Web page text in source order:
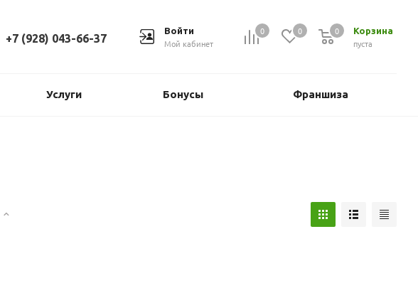
0 0 Корзина
пуста
0
Войти
Мой кабинет
+7 (928) 043-66-37
Услуги Бонусы Франшиза